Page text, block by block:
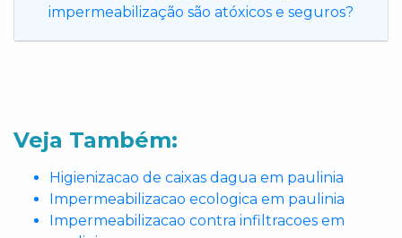
impermeabilização são atóxicos e seguros?
Veja Também:
Higienizacao de caixas dagua em paulinia
Impermeabilizacao ecologica em paulinia
Impermeabilizacao contra infiltracoes em